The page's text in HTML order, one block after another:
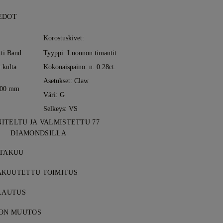
Band
kulta
mm
Korostuskivet:
Tyyppi: Luonnon timantit
Kokonaispaino: n. 0.28ct.
Asetukset: Claw
Väri: G
Selkeys: VS
JA VALMISTETTU 77
DIAMONDSILLA
yksi koru kerrallaan, 77
-ostokset sisältävät elinikäisen
ehdot.
TOIMITUS
maksuttomia, riippumatta siitä,
tai DHL-erikoiskuljetuspalvelun
voit palauttaa tai vaihtaa
MUUTOS